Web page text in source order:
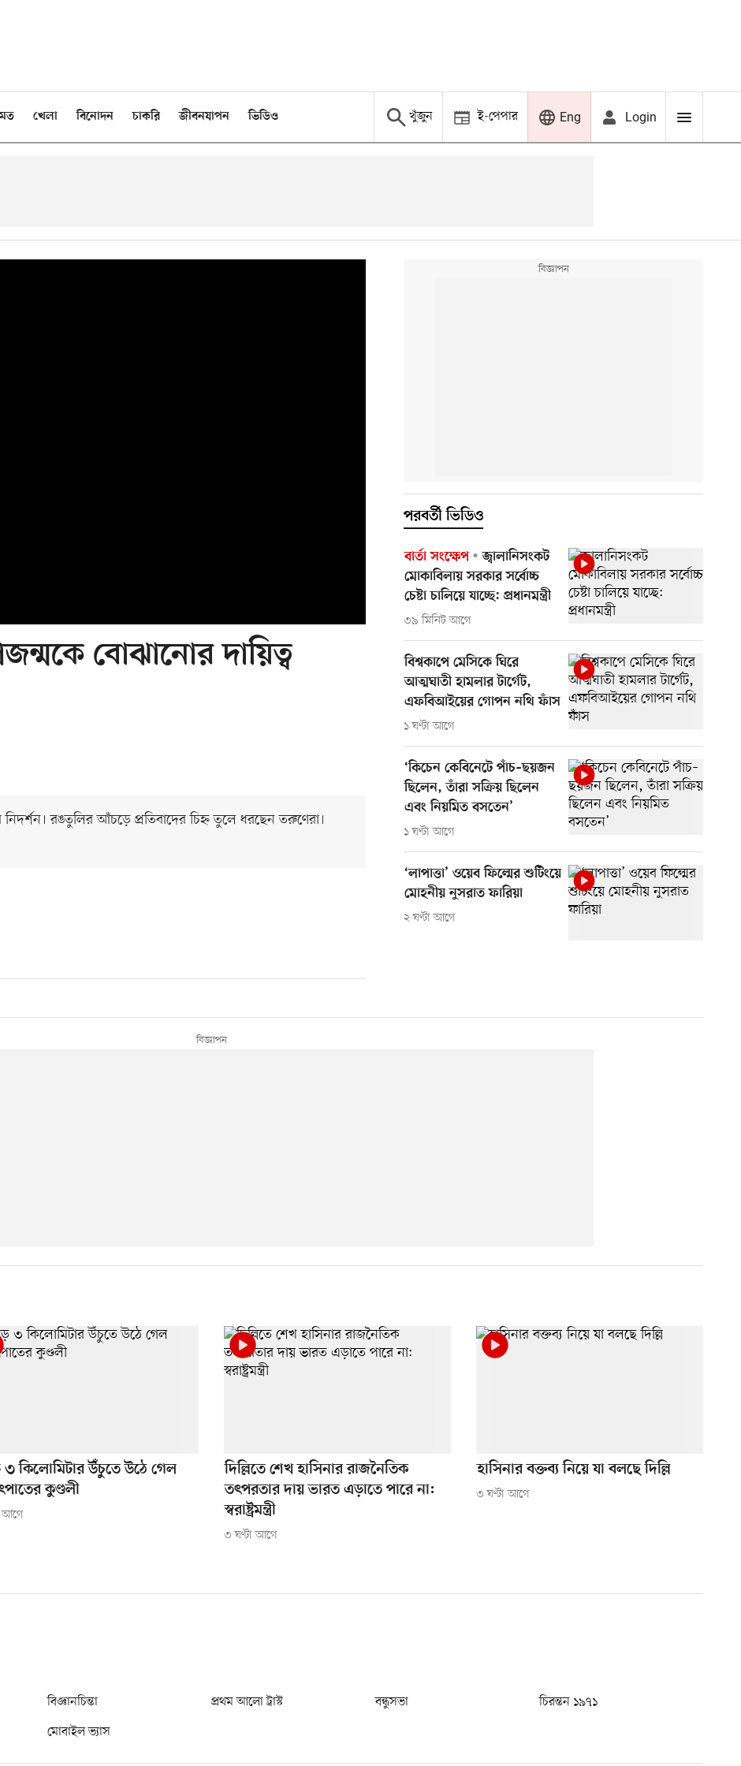
খেলা বিনোদন চাকরি জীবনযাপন ভিডিও খুঁজুন ই-পেপার Eng Login
বোঝানোর দায়িত্ব
রঙতুলির আঁচড়ে প্রতিবাদের চিহ্ন তুলে ধরছেন তরুণেরা।
পরবর্তী ভিডিও
বার্তা সংক্ষেপ
জ্বালানিসংকট
মোকাবিলায় সরকার সর্বোচ্চ
চেষ্টা চালিয়ে যাচ্ছে: প্রধানমন্ত্রী
৩৯ মিনিট আগে
বিশ্বকাপে মেসিকে ঘিরে
আত্মঘাতী হামলার টার্গেট,
এফবিআইয়ের গোপন নথি ফাঁস
১ ঘণ্টা আগে
‘কিচেন কেবিনেটে পাঁচ–ছয়জন
ছিলেন, তাঁরা সক্রিয় ছিলেন
এবং নিয়মিত বসতেন’
১ ঘণ্টা আগে
‘লাপাত্তা’ ওয়েব ফিল্মের শুটিংয়ে
মোহনীয় নুসরাত ফারিয়া
২ ঘণ্টা আগে
৩ কিলোমিটার উঁচুতে উঠে গেল
কুণ্ডলী
আগে
দিল্লিতে শেখ হাসিনার রাজনৈতিক
তৎপরতার দায় ভারত এড়াতে পারে না:
স্বরাষ্ট্রমন্ত্রী
৩ ঘণ্টা আগে
হাসিনার বক্তব্য নিয়ে যা বলছে দিল্লি
৩ ঘণ্টা আগে
বিজ্ঞানচিন্তা প্রথম আলো ট্রাস্ট বন্ধুসভা
চিরন্তন ১৯৭১
মোবাইল ভ্যাস